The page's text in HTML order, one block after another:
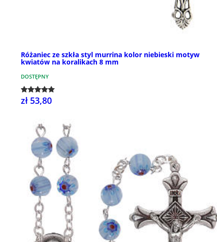
Różaniec ze szkła styl murrina kolor niebieski motyw
kwiatów na koralikach 8 mm
DOSTĘPNY
zł 53,80